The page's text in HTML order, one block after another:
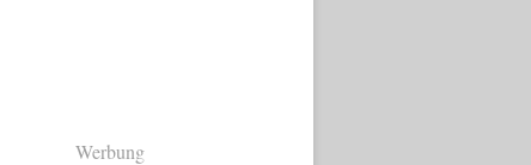
Werbung